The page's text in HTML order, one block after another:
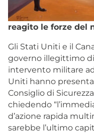
reagito le forze del
Gli Stati Uniti e il
governo illegittimo
intervento militare
Uniti hanno
Consiglio di
chiedendo
d’azione rapida
sarebbe l’ultimo